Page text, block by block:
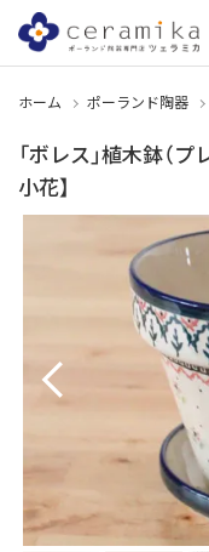
ホーム ポーランド陶器
「ボレス」植木鉢（
小花】